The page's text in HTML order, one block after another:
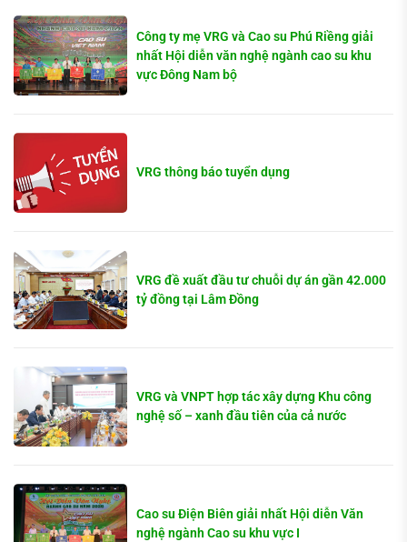
Công ty mẹ VRG và Cao su Phú Riềng giải
nhất Hội diễn văn nghệ ngành cao su khu
vực Đông Nam bộ
VRG thông báo tuyển dụng
VRG đề xuất đầu tư chuỗi dự án gần 42.000
tỷ đồng tại Lâm Đồng
VRG và VNPT hợp tác xây dựng Khu công
nghệ số – xanh đầu tiên của cả nước
Cao su Điện Biên giải nhất Hội diễn Văn
nghệ ngành Cao su khu vực I